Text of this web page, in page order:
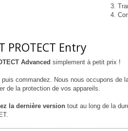
PROTECT Entry
Advanced simplement à petit prix !
commandez. Nous nous occupons de
de la protection de vos appareils.
la dernière version tout au long de la